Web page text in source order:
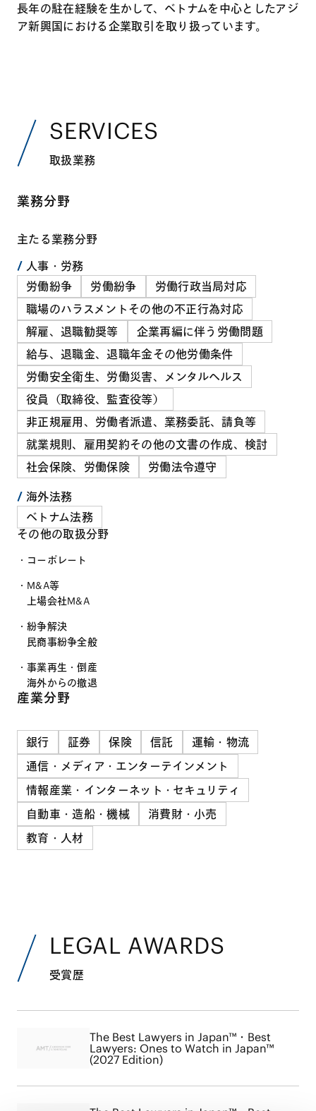
長年の駐在経験を生かして、ベトナムを中心としたアジ
ア新興国における企業取引を取り扱っています。
SERVICES
取扱業務
業務分野
主たる業務分野
人事・労務
労働紛争
労働紛争
労働行政当局対応
職場のハラスメントその他の不正行為対応
解雇、退職勧奨等
企業再編に伴う労働問題
給与、退職金、退職年金その他労働条件
労働安全衛生、労働災害、メンタルヘルス
役員（取締役、監査役等）
非正規雇用、労働者派遣、業務委託、請負等
就業規則、雇用契約その他の文書の作成、検討
社会保険、労働保険
労働法令遵守
海外法務
ベトナム法務
その他の取扱分野
コーポレート
M&A等
上場会社M&A
紛争解決
民商事紛争全般
事業再生・倒産
海外からの撤退
産業分野
銀行 証券 保険 信託
運輸・物流
通信・メディア・エンターテインメント
情報産業・インターネット・セキュリティ
自動車・造船・機械
消費財・小売
教育・人材
LEGAL AWARDS
受賞歴
The Best Lawyers in Japan™・Best
Lawyers: Ones to Watch in Japan™
(2027 Edition)